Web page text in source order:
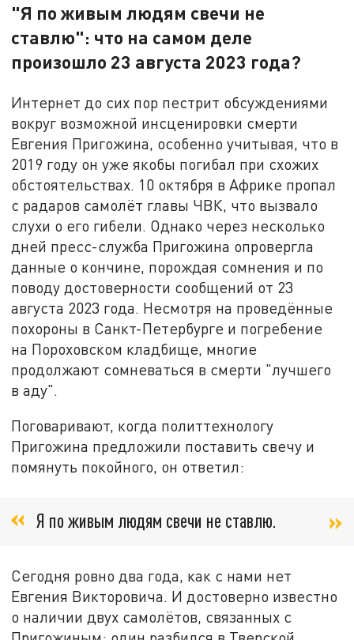
"Я по живым людям свечи не
ставлю": что на самом деле
произошло 23 августа 2023 года?
Интернет до сих пор пестрит обсуждениями
вокруг возможной инсценировки смерти
Евгения Пригожина, особенно учитывая, что в
2019 году он уже якобы погибал при схожих
обстоятельствах. 10 октября в Африке пропал
с радаров самолёт главы ЧВК, что вызвало
слухи о его гибели. Однако через несколько
дней пресс-служба Пригожина опровергла
данные о кончине, порождая сомнения и по
поводу достоверности сообщений от 23
августа 2023 года. Несмотря на проведённые
похороны в Санкт-Петербурге и погребение
на Пороховском кладбище, многие
продолжают сомневаться в смерти "лучшего
в аду".
Поговаривают, когда политтехнологу
Пригожина предложили поставить свечу и
помянуть покойного, он ответил:
Я по живым людям свечи не ставлю.
Сегодня ровно два года, как с нами нет
Евгения Викторовича. И достоверно известно
о наличии двух самолётов, связанных с